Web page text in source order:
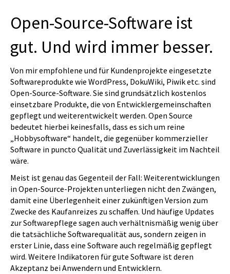
Open-Source-Software ist
gut. Und wird immer besser.
Von mir empfohlene und für Kundenprojekte eingesetzte
Softwareprodukte wie WordPress, DokuWiki, Piwik etc. sind
Open-Source-Software. Sie sind grundsätzlich kostenlos
einsetzbare Produkte, die von Entwicklergemeinschaften
gepflegt und weiterentwickelt werden. Open Source
bedeutet hierbei keinesfalls, dass es sich um reine
„Hobbysoftware“ handelt, die gegenüber kommerzieller
Software in puncto Qualität und Zuverlässigkeit im Nachteil
wäre.
Meist ist genau das Gegenteil der Fall: Weiterentwicklungen
in Open-Source-Projekten unterliegen nicht den Zwängen,
damit eine Überlegenheit einer zukünftigen Version zum
Zwecke des Kaufanreizes zu schaffen. Und häufige Updates
zur Softwarepflege sagen auch verhältnismäßig wenig über
die tatsächliche Softwarequalität aus, sondern zeigen in
erster Linie, dass eine Software auch regelmäßig gepflegt
wird. Weitere Indikatoren für gute Software ist deren
Akzeptanz bei Anwendern und Entwicklern.